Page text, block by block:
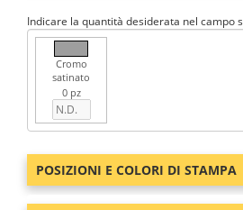
Indicare la quantità desiderata nel campo
Cromo
satinato
0 pz
POSIZIONI E COLORI DI STAMPA